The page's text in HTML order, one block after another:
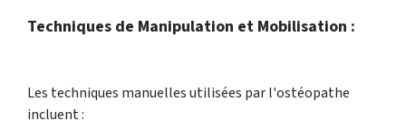
Techniques de Manipulation et Mobilisation :
Les techniques manuelles utilisées par l'ostéopathe
incluent :